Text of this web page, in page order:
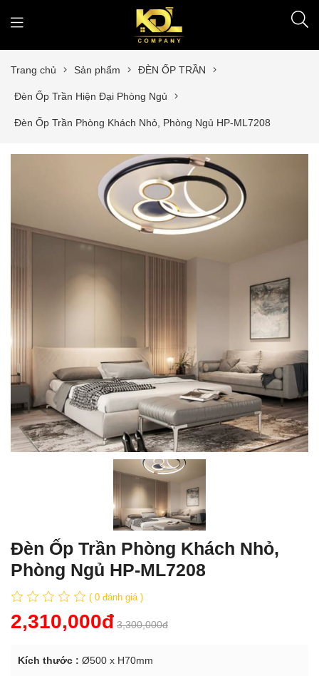
Trang chủ Sản phẩm ĐÈN ỐP TRẦN
Đèn Ốp Trần Hiện Đại Phòng Ngủ
Đèn Ốp Trần Phòng Khách Nhỏ, Phòng Ngủ HP-ML7208
Đèn Ốp Trần Phòng Khách Nhỏ,
Phòng Ngủ HP-ML7208
( 0 đánh giá )
2,310,000đ 3,300,000đ
Kích thước : Ø500 x H70mm